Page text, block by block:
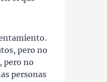
pero no
pero no
personas